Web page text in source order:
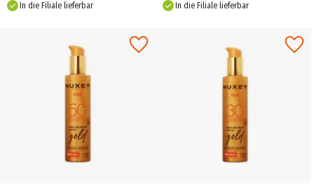
In die Filiale lieferbar
In die Filiale lieferbar